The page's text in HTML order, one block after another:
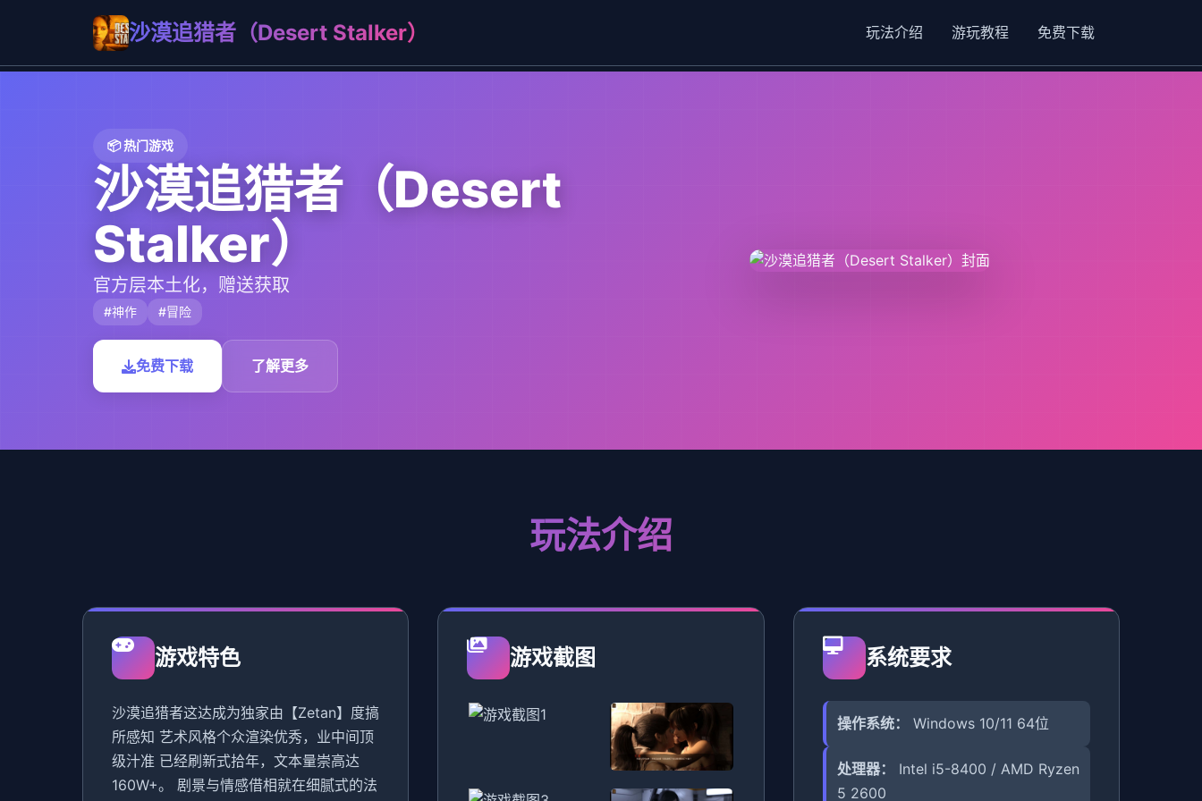
沙漠追猎者（Desert Stalker） 玩法介绍 游玩教程 免费下载
📦 热门游戏
沙漠追猎者（Desert
Stalker）
官方层本土化，赠送获取
#神作 #冒险
免费下载 了解更多
玩法介绍
游戏特色
沙漠追猎者这达成为独家由【Zetan】度搞
所感知 艺术风格个众渲染优秀，业中间顶
级汁准 已经刷新式拾年，文本量崇高达
160W+。 剧景与情感借相就在细腻式的法
游戏截图 系统要求
操作系统： Windows 10/11 64位
处理器：
Intel i5-8400 / AMD Ryzen
5 2600